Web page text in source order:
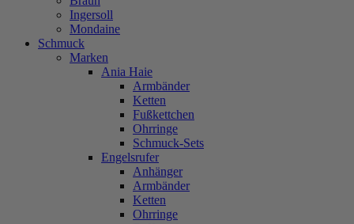
Ingersoll
Mondaine
Schmuck
Marken
Ania Haie
Armbänder
Ketten
Fußkettchen
Ohrringe
Schmuck-Sets
Engelsrufer
Anhänger
Armbänder
Ketten
Ohrringe